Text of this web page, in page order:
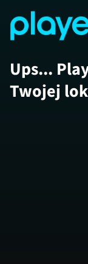
Ups...
Twojej